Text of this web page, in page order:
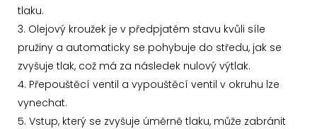
tlaku.
3. Olejový kroužek je v předpjatém stavu kvůli síle
pružiny a automaticky se pohybuje do středu, jak se
zvyšuje tlak, což má za následek nulový výtlak.
4. Přepouštěcí ventil a vypouštěcí ventil v okruhu lze
vynechat.
5. Vstup, který se zvyšuje úměrně tlaku, může zabránit